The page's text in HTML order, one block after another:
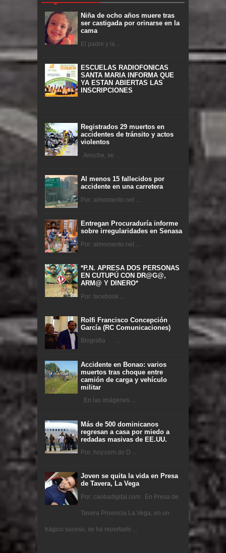
Niña de ocho años muere tras
ser castigada por orinarse en la
cama
El padre y la ...
ESCUELAS RADIOFONICAS
SANTA MARIA INFORMA QUE
YA ESTAN ABIERTAS LAS
INSCRIPCIONES
Registrados 29 muertos en
accidentes de tránsito y actos
violentos
Anoche, se ...
Al menos 15 fallecidos por
accidente en una carretera
Por: almomento.net ...
Entregan Procuraduría informe
sobre irregularidades en Senasa
Por: almomento.net ...
*P.N. APRESA DOS PERSONAS
EN CUTUPÚ CON DR@G@,
ARM@ Y DINERO*
Por: facebook ...
Rolfi Francisco Concepción
García (RC Comunicaciones)
Biografia ...
Accidente en Bonao: varios
muertos tras choque entre
camión de carga y vehículo
militar
En las imágenes ...
Más de 500 dominicanos
regresan a casa por miedo a
redadas masivas de EE.UU.
Por: hoy.com.do D ...
Joven se quita la vida en Presa
de Tavera, La Vega
Por: caobadigital.com En Presa de
Tavera Provincia La Vega, en un
trágico suceso, se ha reportado ...